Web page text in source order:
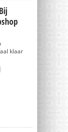
klaar